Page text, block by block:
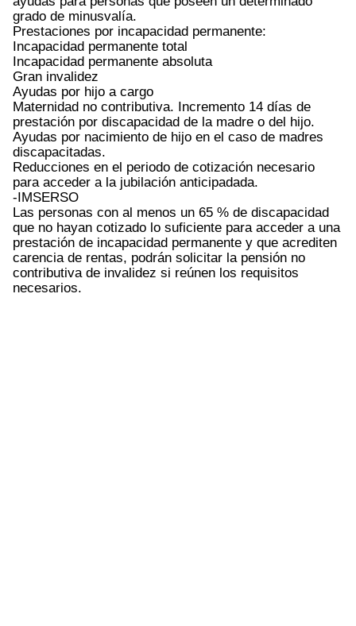
grado de minusvalía.
Prestaciones por incapacidad permanente:
Incapacidad permanente total
Incapacidad permanente absoluta
Gran invalidez
Ayudas por hijo a cargo
Maternidad no contributiva. Incremento 14 días de
prestación por discapacidad de la madre o del hijo.
Ayudas por nacimiento de hijo en el caso de madres
discapacitadas.
Reducciones en el periodo de cotización necesario
para acceder a la jubilación anticipadada.
-IMSERSO
Las personas con al menos un 65 % de discapacidad
que no hayan cotizado lo suficiente para acceder a una
prestación de incapacidad permanente y que acrediten
carencia de rentas, podrán solicitar la pensión no
contributiva de invalidez si reúnen los requisitos
necesarios.